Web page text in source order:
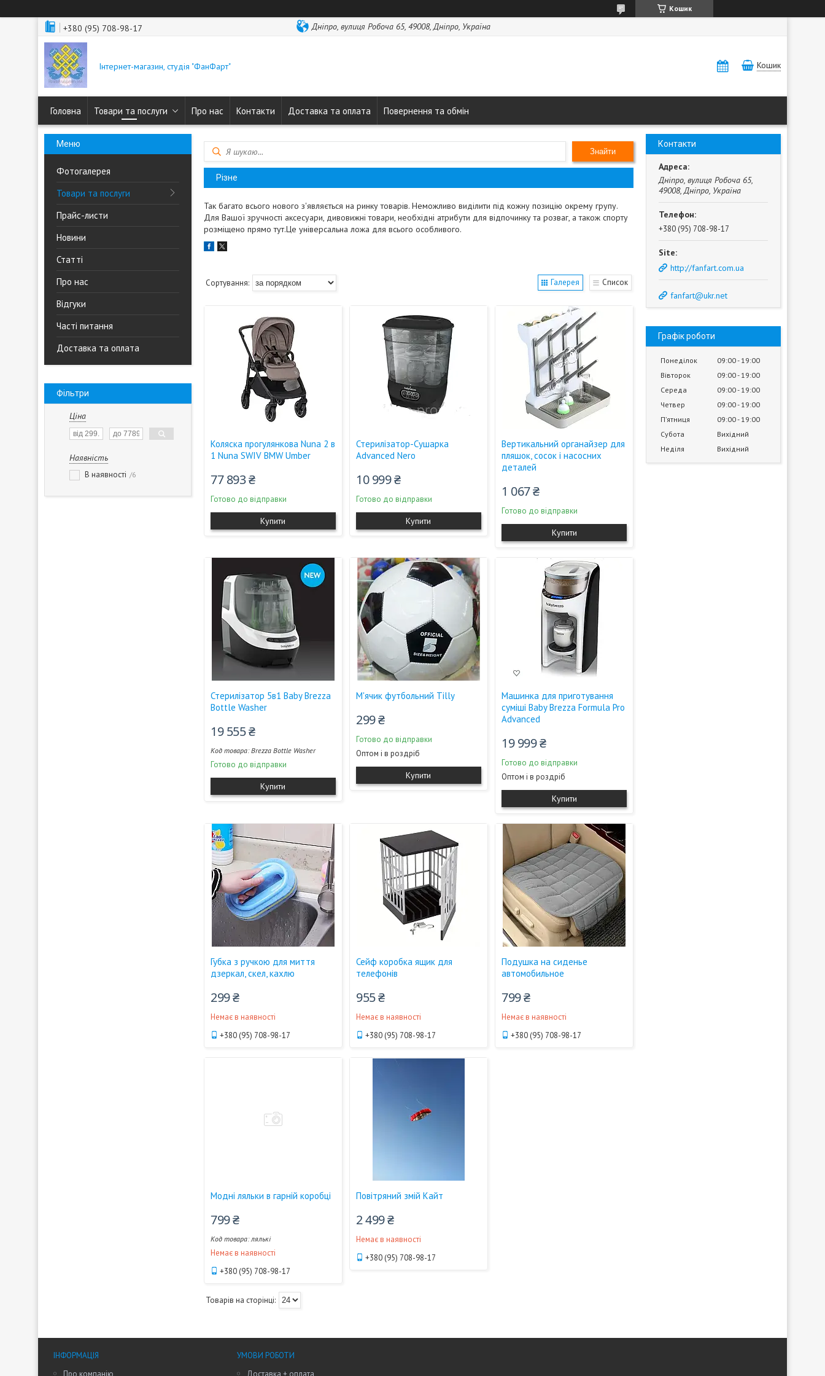
Кошик
+380 (95) 708-98-17 Дніпро, вулиця Робоча 65, 49008, Дніпро, Україна
Інтернет-магазин, студія "ФанФарт" Кошик
Головна Товари та послуги Про нас Контакти Доставка та оплата Повернення та обмін
Фотогалерея
Товари та послуги
Прайс-листи
Новини
Статті
Про нас
Відгуки
Часті питання
Доставка та оплата
Фільтри
Ціна
Наявність
В наявності 6
Знайти
Різне
Так багато всього нового з'являється на ринку товарів. Неможливо виділити під кожну позицію окрему групу.
Для Вашої зручності аксесуари, дивовижні товари, необхідні атрибути для відпочинку та розваг, а також спорту
розміщено прямо тут.Це універсальна ложа для всього особливого.
Галерея Список
Коляска прогулянкова Nuna 2 в
1 Nuna SWIV BMW Umber
77 893 ₴
Готово до відправки
Купити
Стерилізатор-Сушарка
Advanced Nero
10 999 ₴
Готово до відправки
Купити
Вертикальний органайзер для
пляшок, сосок і насосних
деталей
1 067 ₴
Готово до відправки
Купити
Стерилізатор 5в1 Baby Brezza
Bottle Washer
19 555 ₴
Brezza Bottle Washer
Готово до відправки
Купити
М'ячик футбольний Tilly
299 ₴
Готово до відправки
Оптом і в роздріб
Купити
Машинка для приготування
суміші Baby Brezza Formula Pro
Advanced
19 999 ₴
Готово до відправки
Оптом і в роздріб
Купити
Губка з ручкою для миття
дзеркал, скел, кахлю
299 ₴
Немає в наявності
+380 (95) 708-98-17
Сейф коробка ящик для
телефонів
955 ₴
Немає в наявності
+380 (95) 708-98-17
Подушка на сиденье
автомобильное
799 ₴
Немає в наявності
+380 (95) 708-98-17
Модні ляльки в гарній коробці
799 ₴
лялькі
Немає в наявності
+380 (95) 708-98-17
Повітряний змій Кайт
2 499 ₴
Немає в наявності
+380 (95) 708-98-17
Контакти
Дніпро, вулиця Робоча 65,
49008, Дніпро, Україна
+380 (95) 708-98-17
http://fanfart.com.ua
fanfart@ukr.net
Графік роботи
Понеділок 09:00 19:00
Вівторок
09:00 19:00
Середа
09:00 19:00
Четвер
09:00 19:00
Пʼятниця
09:00 19:00
Субота
Вихідний
Неділя
Вихідний
ІНФОРМАЦІЯ
Про компанію
УМОВИ РОБОТИ
Доставка + оплата